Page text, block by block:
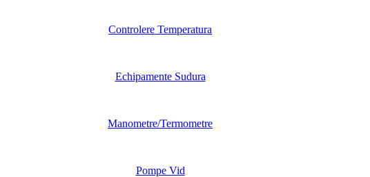
Controlere Temperatura
Echipamente Sudura
Manometre/Termometre
Pompe Vid